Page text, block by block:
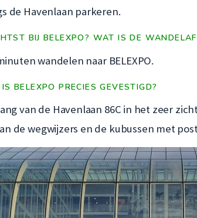
de Havenlaan parkeren.
BIJ BELEXPO? WAT IS DE
wandelen naar BELEXPO.
BELEXPO PRECIES GEVESTIGD?
van de Havenlaan 86C in het zeer
de wegwijzers en de kubussen met